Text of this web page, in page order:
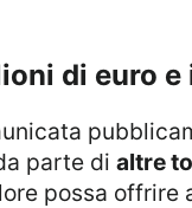
di euro
parte di altre
possa